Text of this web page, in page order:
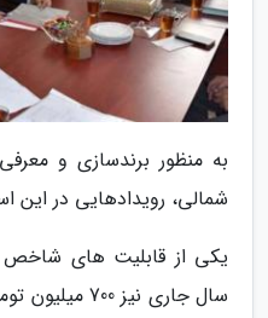
به منظور برندسازی و
شمالی، رویدادهایی در این
یکی از قابلیت های شاخص
سال جاری نیز